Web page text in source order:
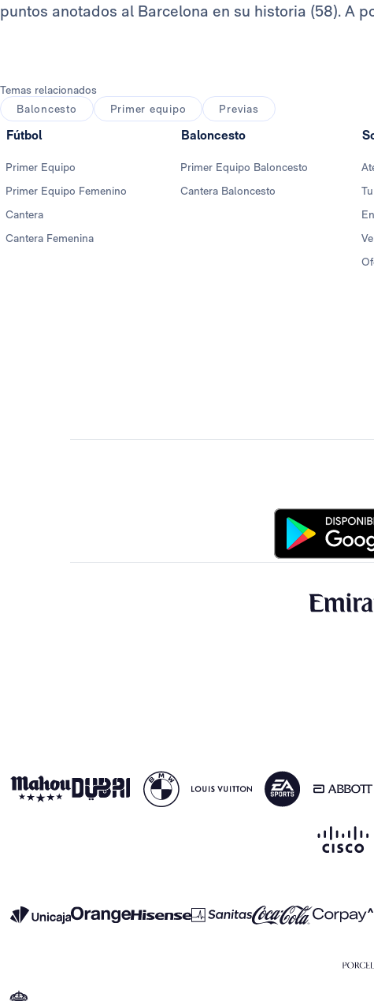
puntos anotados al Barcelona en su historia (58). A
Temas relacionados
Baloncesto
Primer equipo Previas
Fútbol
Primer Equipo
Primer Equipo Femenino
Cantera
Cantera Femenina
Baloncesto
Primer Equipo Baloncesto
Cantera Baloncesto